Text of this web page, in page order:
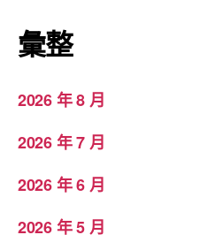
彙整
2026 年 8 月
2026 年 7 月
2026 年 6 月
2026 年 5 月